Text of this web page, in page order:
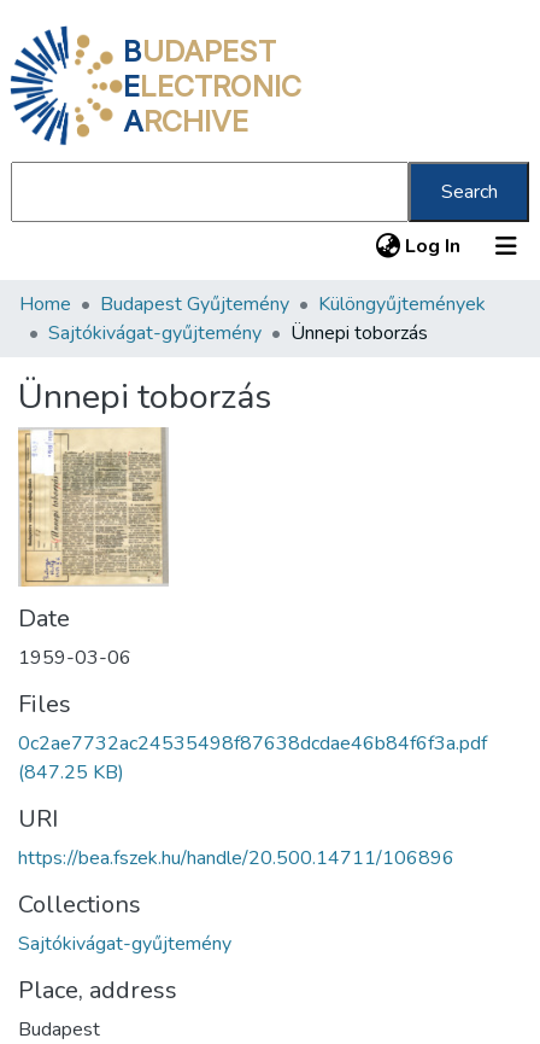
BUDAPEST
ELECTRONIC
ARCHIVE
Search
Log In (current)
Communities & Collections
Statistics
About us
Home Budapest Gyűjtemény
Különgyűjtemények
Sajtókivágat-gyűjtemény
Ünnepi toborzás
Ünnepi toborzás
Date
1959-03-06
Files
0c2ae7732ac24535498f87638dcdae46b84f6f3a.pdf
(847.25 KB)
URI
https://bea.fszek.hu/handle/20.500.14711/106896
Collections
Sajtókivágat-gyűjtemény
Place, address
Budapest